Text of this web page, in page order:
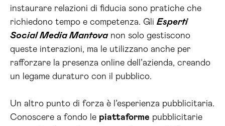
instaurare relazioni di fiducia sono pratiche che
richiedono tempo e competenza. Gli Esperti
Social Media Mantovanon solo gestiscono
queste interazioni, ma le utilizzano anche per
rafforzare la presenza online dell’azienda, creando
un legame duraturo con il pubblico.
Un altro punto di forza è l’esperienza pubblicitaria.
Conoscere a fondo le piattaforme pubblicitarie